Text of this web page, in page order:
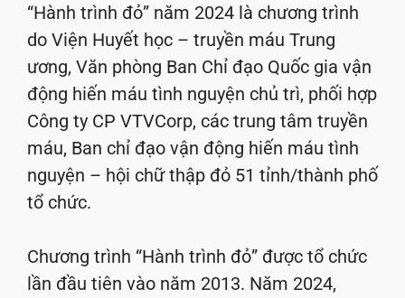
“Hành trình đỏ” năm 2024 là chương trình
do Viện Huyết học – truyền máu Trung
ương, Văn phòng Ban Chỉ đạo Quốc gia vận
động hiến máu tình nguyện chủ trì, phối hợp
Công ty CP VTVCorp, các trung tâm truyền
máu, Ban chỉ đạo vận động hiến máu tình
nguyện – hội chữ thập đỏ 51 tỉnh/thành phố
tổ chức.
Chương trình “Hành trình đỏ” được tổ chức
lần đầu tiên vào năm 2013. Năm 2024,